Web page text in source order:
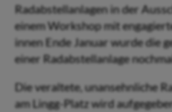
Radabstellanlagen in der
einem Workshop mit
innen Ende Januar wurde die
einer Radabstellanlage
Die veraltete, unansehnliche
am Lingg-Platz wird